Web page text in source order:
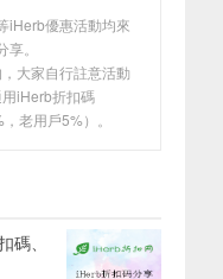
iHerb優惠活動均來
。
大家自行註意活動
iHerb折扣碼
老用戶5%）。
、